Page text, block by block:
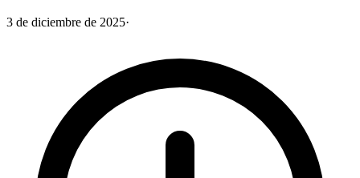
3 de diciembre de 2025·